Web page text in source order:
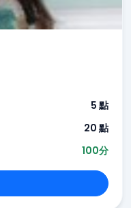
5 點
20 點
100分